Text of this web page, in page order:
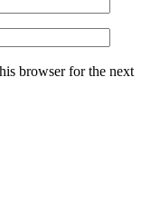
browser for the next